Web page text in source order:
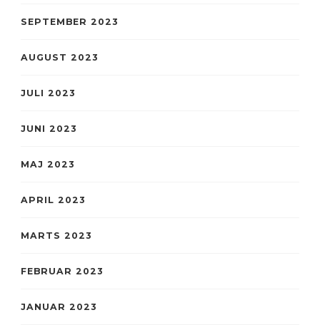
SEPTEMBER 2023
AUGUST 2023
JULI 2023
JUNI 2023
MAJ 2023
APRIL 2023
MARTS 2023
FEBRUAR 2023
JANUAR 2023